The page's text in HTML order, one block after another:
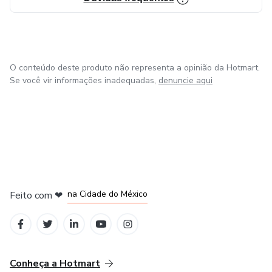
O conteúdo deste produto não representa a opinião da Hotmart.
Se você vir informações inadequadas, denuncie aqui
Feito com ❤ na Cidade do México
Conheça a Hotmart